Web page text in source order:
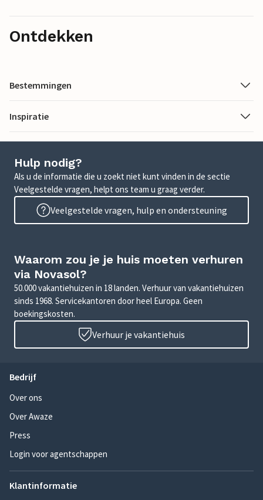
Ontdekken
Bestemmingen
Inspiratie
Hulp nodig?
Als u de informatie die u zoekt niet kunt vinden in de sectie
Veelgestelde vragen, helpt ons team u graag verder.
Veelgestelde vragen, hulp en ondersteuning
Waarom zou je je huis moeten verhuren
via Novasol?
50.000 vakantiehuizen in 18 landen. Verhuur van vakantiehuizen
sinds 1968. Servicekantoren door heel Europa. Geen
boekingskosten.
Verhuur je vakantiehuis
Bedrijf
Over ons
Over Awaze
Press
Login voor agentschappen
Klantinformatie